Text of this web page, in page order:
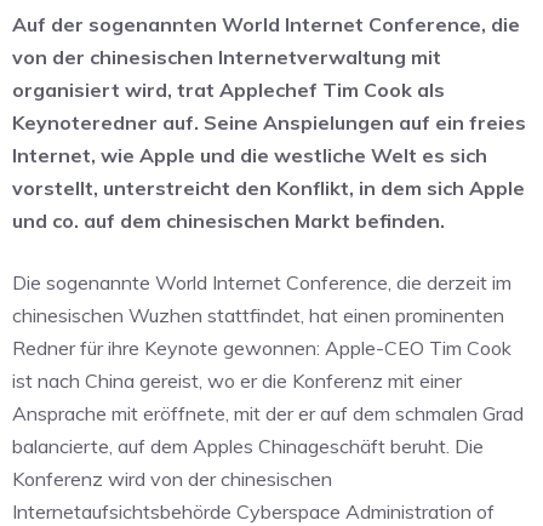
Auf der sogenannten World Internet Conference, die
von der chinesischen Internetverwaltung mit
organisiert wird, trat Applechef Tim Cook als
Keynoteredner auf. Seine Anspielungen auf ein freies
Internet, wie Apple und die westliche Welt es sich
vorstellt, unterstreicht den Konflikt, in dem sich Apple
und co. auf dem chinesischen Markt befinden.
Die sogenannte World Internet Conference, die derzeit im
chinesischen Wuzhen stattfindet, hat einen prominenten
Redner für ihre Keynote gewonnen: Apple-CEO Tim Cook
ist nach China gereist, wo er die Konferenz mit einer
Ansprache mit eröffnete, mit der er auf dem schmalen Grad
balancierte, auf dem Apples Chinageschäft beruht. Die
Konferenz wird von der chinesischen
Internetaufsichtsbehörde Cyberspace Administration of